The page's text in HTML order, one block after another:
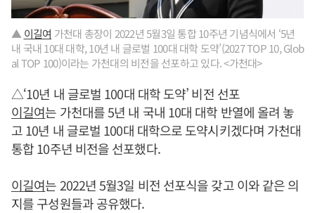
▲ 이길여 가천대 총장이 2022년 5월3일 통합 10주년 기념식에서 ‘5년
내 국내 10대 대학, 10년 내 글로벌 100대 대학 도약’(2027 TOP 10, Glob
al TOP 100)이라는 가천대의 비전을 선포하고 있다. <가천대>
△‘10년 내 글로벌 100대 대학 도약’ 비전 선포
이길여는 가천대를 5년 내 국내 10대 대학 반열에 올려 놓
고 10년 내 글로벌 100대 대학으로 도약시키겠다며 가천대
통합 10주년 비전을 선포했다.
이길여는 2022년 5월3일 비전 선포식을 갖고 이와 같은 의
지를 구성원들과 공유했다.